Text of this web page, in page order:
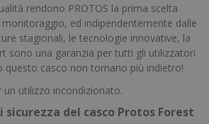
rendono PROTOS la prima scelta
ed indipendentemente dalle
stagionali, le tecnologie innovative, la
sono una garanzia per tutti gli utilizzatori
questo casco non tornano più indietro!
un utilizzo incondizionato.
del casco Protos Forest